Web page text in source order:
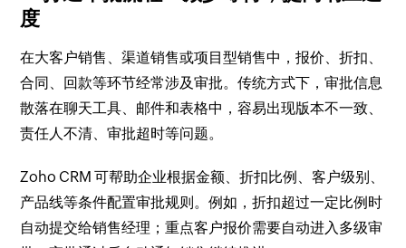
度
在大客户销售、渠道销售或项目型销售中，报价、折扣、
合同、回款等环节经常涉及审批。传统方式下，审批信息
散落在聊天工具、邮件和表格中，容易出现版本不一致、
责任人不清、审批超时等问题。
Zoho CRM 可帮助企业根据金额、折扣比例、客户级别、
产品线等条件配置审批规则。例如，折扣超过一定比例时
自动提交给销售经理；重点客户报价需要自动进入多级审